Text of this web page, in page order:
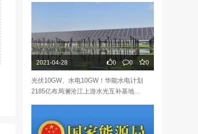
2021-04-28 0 0 0
光伏10GW、水电10GW！华能水电计划
2185亿布局澜沧江上游水光互补基地...